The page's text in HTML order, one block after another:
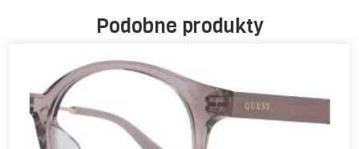
Podobne produkty